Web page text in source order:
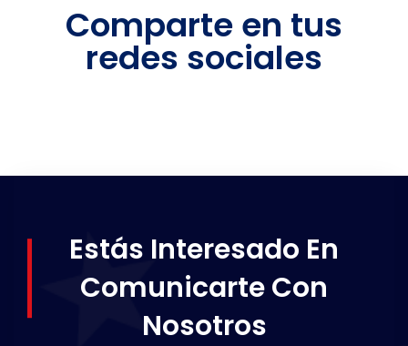
Comparte en tus
redes sociales
Estás Interesado En
Comunicarte Con
Nosotros